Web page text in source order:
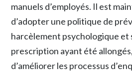
manuels d’employés. Il est
d’adopter une politique de
harcèlement psychologique et
prescription ayant été
d’améliorer les processus